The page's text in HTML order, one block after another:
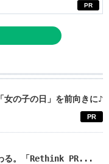
PR
女の子の日」を前向きに♪
PR
る。「Rethink PR...